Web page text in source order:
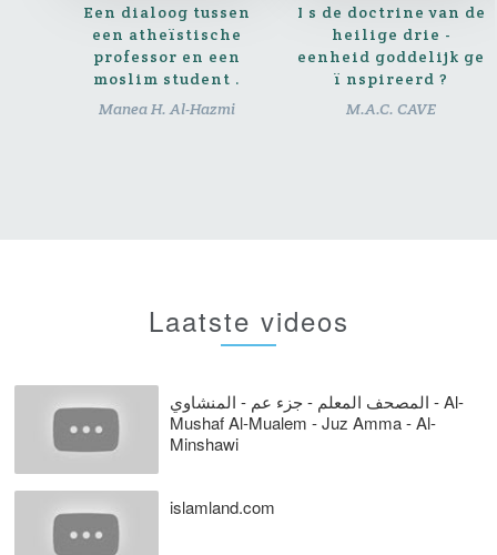
Een dialoog tussen
een atheïstische
professor en een
moslim student .
Manea H. Al-Hazmi
I s de doctrine van de
heilige drie -
eenheid goddelijk ge
ï nspireerd ?
M.A.C. CAVE
Laatste videos
المصحف المعلم - جزء عم - المنشاوي - Al-
Mushaf Al-Mualem - Juz Amma - Al-
Minshawi
islamland.com